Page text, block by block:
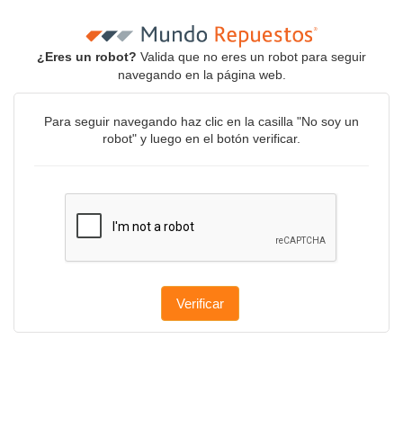
¿Eres un robot? Valida que no eres un robot para seguir
navegando en la página web.
Para seguir navegando haz clic en la casilla "No soy un
robot" y luego en el botón verificar.
Verificar